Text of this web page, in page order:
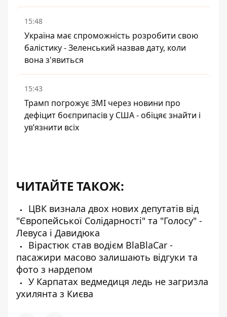
15:48
Україна має спроможність розробити свою
балістику - Зеленський назвав дату, коли
вона з'явиться
15:43
Трамп погрожує ЗМІ через новини про
дефіцит боєприпасів у США - обіцяє знайти і
ув’язнити всіх
ЧИТАЙТЕ ТАКОЖ:
ЦВК визнала двох нових депутатів від
"Європейської Солідарності" та "Голосу" -
Левуса і Давидюка
Вірастюк став водієм BlaBlaCar -
пасажири масово залишають відгуки та
фото з нардепом
У Карпатах ведмедиця ледь не загризла
ухилянта з Києва